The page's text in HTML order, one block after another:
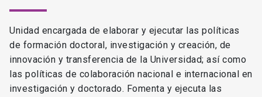
Unidad encargada de elaborar y ejecutar las políticas
de formación doctoral, investigación y creación, de
innovación y transferencia de la Universidad; así como
las políticas de colaboración nacional e internacional en
investigación y doctorado. Fomenta y ejecuta las